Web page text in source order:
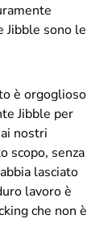
Jibble sono le
è orgoglioso
Jibble per
nostri
scopo, senza
lasciato
lavoro è
che non è